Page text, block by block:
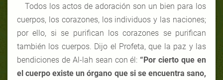
Todos los actos de adoración son un bien para los
cuerpos, los corazones, los individuos y las naciones;
por ello, si se purifican los corazones se purifican
también los cuerpos. Dijo el Profeta, que la paz y las
bendiciones de Al-lah sean con él: “Por cierto que en
el cuerpo existe un órgano que si se encuentra sano,